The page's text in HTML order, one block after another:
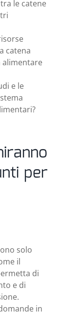
le catene
catena
alimentare
e le
per
solo
il
di
e di
in